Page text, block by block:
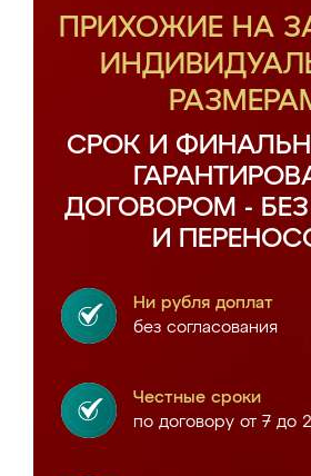
ПРИХОЖИЕ НА
СРОК И
ДОГОВОРОМ -
И
Ни рубля доплат
без согласования
Честные сроки
по договору от 7 до